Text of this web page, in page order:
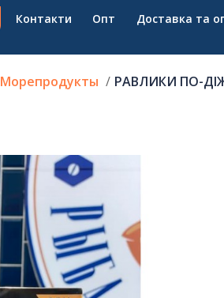
Контакти Опт Доставка та
Морепродукты РАВЛИКИ ПО-